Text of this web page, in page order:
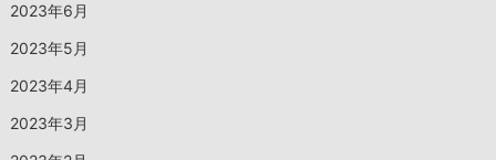
2023年6月
2023年5月
2023年4月
2023年3月